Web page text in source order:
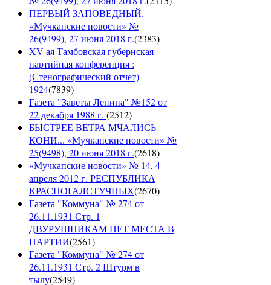
ПЕРВЫЙ ЗАПОВЕДНЫЙ.
«Мучкапские новости» №
26(9499), 27 июня 2018 г.(2383)
XV-ая Тамбовская губернская
партийная конференция :
(Стенографический отчет)
1924(7839)
Газета "Заветы Ленина" №152 от
22 декабря 1988 г. (2512)
БЫСТРЕЕ ВЕТРА МЧАЛИСЬ
КОНИ... «Мучкапские новости» №
25(9498), 20 июня 2018 г.(2618)
«Мучкапские новости» № 14, 4
апреля 2012 г. РЕСПУБЛИКА
КРАСНОГАЛСТУЧНЫХ(2670)
Газета "Коммуна" № 274 от
26.11.1931 Стр. 1
ДВУРУШНИКАМ НЕТ МЕСТА В
ПАРТИИ(2561)
Газета "Коммуна" № 274 от
26.11.1931 Стр. 2 Штурм в
тылу(2549)